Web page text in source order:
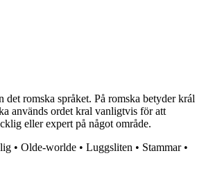
det romska språket. På romska betyder král
används ordet kral vanligtvis för att
eller expert på något område.
• Olde-worlde • Luggsliten • Stammar•